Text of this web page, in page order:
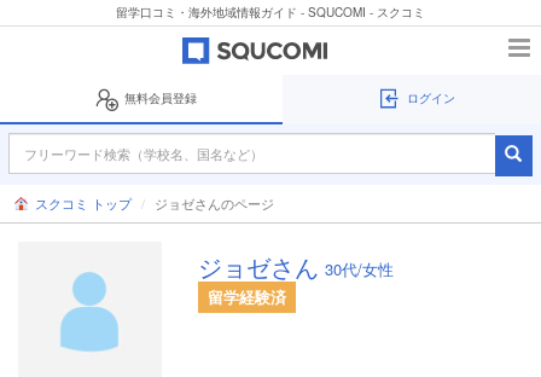
留学口コミ・海外地域情報ガイド - SQUCOMI - スクコミ
無料会員登録 ログイン
スクコミ トップ ジョゼさんのページ
ジョゼさん 30代/女性
留学経験済